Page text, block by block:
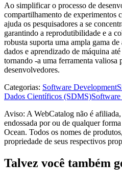
Ao simplificar o processo de
compartilhamento de experimentos
ajuda os pesquisadores a se
garantindo a reprodutibilidade e a
robusta suporta uma ampla gama
dados e aprendizado de máquina
tornando -a uma ferramenta valiosa
desenvolvedores.
Categorias: Software Development
Dados Científicos (SDMS)
Aviso: A WebCatalog não é afiliada,
endossada por ou de qualquer
Ocean. Todos os nomes de
propriedade de seus respectivos
Talvez você também